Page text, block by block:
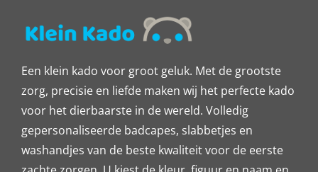
Een klein kado voor groot geluk. Met de grootste
zorg, precisie en liefde maken wij het perfecte kado
voor het dierbaarste in de wereld. Volledig
gepersonaliseerde badcapes, slabbetjes en
washandjes van de beste kwaliteit voor de eerste